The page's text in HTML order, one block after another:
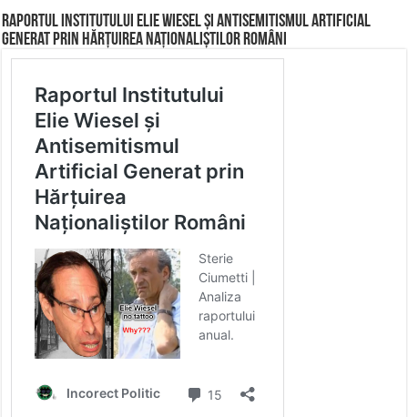
Raportul Institutului Elie Wiesel și Antisemitismul Artificial
Generat prin Hărțuirea Naționaliștilor Români